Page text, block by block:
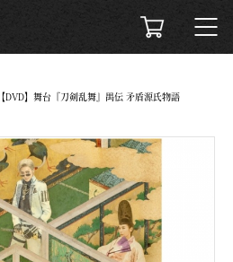
【DVD】舞台『刀剣乱舞』禺伝 矛盾源氏物語